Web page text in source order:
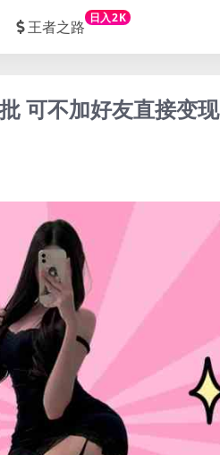
王者之路 日入2K
可不加好友直接变现